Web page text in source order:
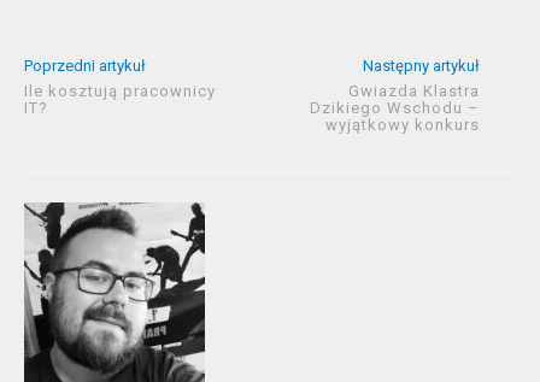
Poprzedni artykuł
Ile kosztują pracownicy
IT?
Następny artykuł
Gwiazda Klastra
Dzikiego Wschodu –
wyjątkowy konkurs